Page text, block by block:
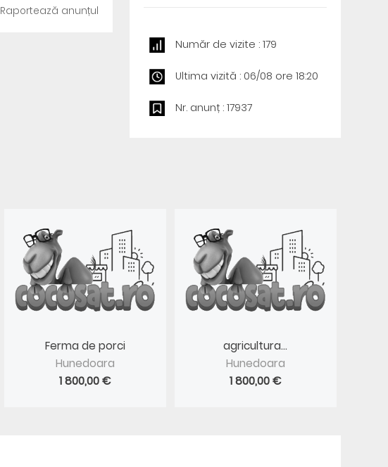
Raportează anunțul
Număr de vizite : 179
Ultima vizită : 06/08 ore 18:20
Nr. anunț : 17937
Ferma de porci
Hunedoara
1 800,00 €
agricultura...
Hunedoara
1 800,00 €